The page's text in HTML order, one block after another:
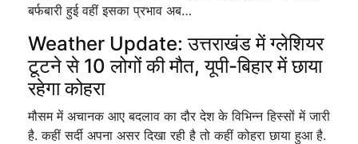
बर्फबारी हुई वहीं इसका प्रभाव अब…
Weather Update: उत्तराखंड में ग्लेशियर
टूटने से 10 लोगों की मौत, यूपी-बिहार में छाया
रहेगा कोहरा
मौसम में अचानक आए बदलाव का दौर देश के विभिन्न हिस्सों में जारी
है. कहीं सर्दी अपना असर दिखा रही है तो कहीं कोहरा छाया हुआ है.